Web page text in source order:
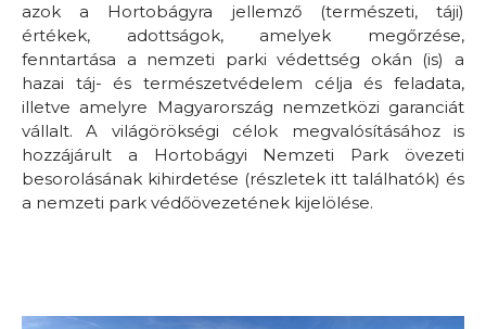
azok a Hortobágyra jellemző (természeti, táji)
értékek, adottságok, amelyek megőrzése,
fenntartása a nemzeti parki védettség okán (is) a
hazai táj- és természetvédelem célja és feladata,
illetve amelyre Magyarország nemzetközi garanciát
vállalt. A világörökségi célok megvalósításához is
hozzájárult a Hortobágyi Nemzeti Park övezeti
besorolásának kihirdetése (részletek itt találhatók) és
a nemzeti park védőövezetének kijelölése.